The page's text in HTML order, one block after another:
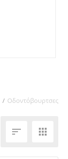
/ Οδοντόβουρτσες
 